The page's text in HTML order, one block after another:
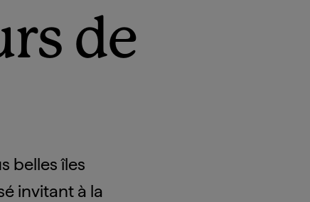
de
belles îles
invitant à la